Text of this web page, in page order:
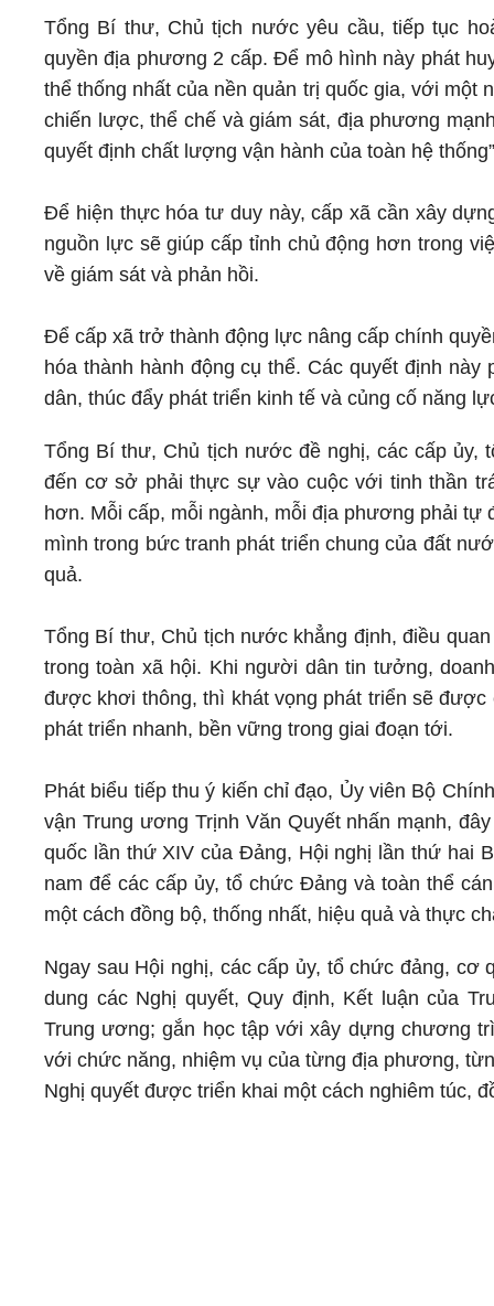
Tổng Bí thư, Chủ tịch nước yêu cầu, tiếp tục
quyền địa phương 2 cấp. Để mô hình này phát
thể thống nhất của nền quản trị quốc gia, với một
chiến lược, thể chế và giám sát, địa phương
quyết định chất lượng vận hành của toàn hệ
Để hiện thực hóa tư duy này, cấp xã cần xây
nguồn lực sẽ giúp cấp tỉnh chủ động hơn trong
về giám sát và phản hồi.
Để cấp xã trở thành động lực nâng cấp chính
hóa thành hành động cụ thể. Các quyết định
dân, thúc đẩy phát triển kinh tế và củng cố năng
Tổng Bí thư, Chủ tịch nước đề nghị, các cấp ủy,
đến cơ sở phải thực sự vào cuộc với tinh thần
hơn. Mỗi cấp, mỗi ngành, mỗi địa phương phải tự
mình trong bức tranh phát triển chung của đất
quả.
Tổng Bí thư, Chủ tịch nước khẳng định, điều
trong toàn xã hội. Khi người dân tin tưởng,
được khơi thông, thì khát vọng phát triển sẽ
phát triển nhanh, bền vững trong giai đoạn tới.
Phát biểu tiếp thu ý kiến chỉ đạo, Ủy viên Bộ
vận Trung ương Trịnh Văn Quyết nhấn mạnh,
quốc lần thứ XIV của Đảng, Hội nghị lần thứ hai
nam để các cấp ủy, tổ chức Đảng và toàn thể
một cách đồng bộ, thống nhất, hiệu quả và thực
Ngay sau Hội nghị, các cấp ủy, tổ chức đảng,
dung các Nghị quyết, Quy định, Kết luận của
Trung ương; gắn học tập với xây dựng chương
với chức năng, nhiệm vụ của từng địa phương,
Nghị quyết được triển khai một cách nghiêm túc,